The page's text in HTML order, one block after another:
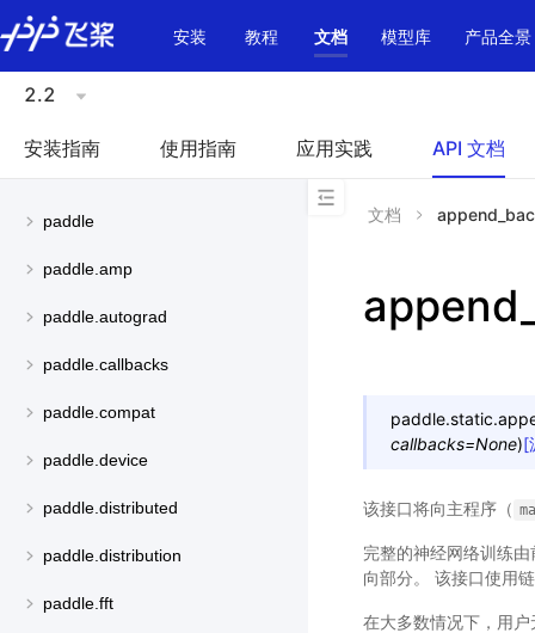
\u200E
安装
教程 文档 模型库 产品全景
2.2
安装指南 使用指南 应用实践 API 文档
paddle
paddle.amp
paddle.autograd
paddle.callbacks
paddle.compat
paddle.device
paddle.distributed
paddle.distribution
paddle.fft
文档
paddle.static.
callbacks=None)[
该接口将向主程序（
完整的神经网络训练
向部分。 该接口使用
在大多数情况下，用